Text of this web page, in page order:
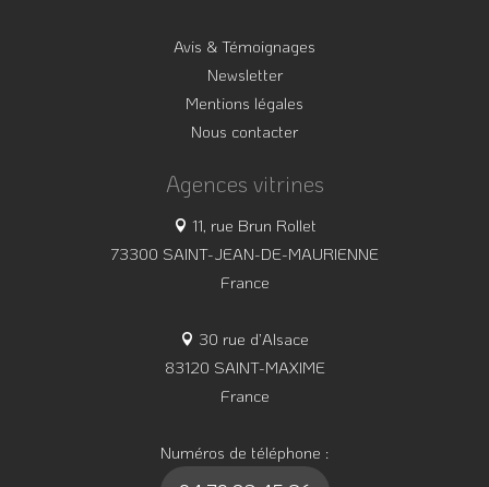
Avis & Témoignages
Newsletter
Mentions légales
Nous contacter
Agences vitrines
11, rue Brun Rollet
73300 SAINT-JEAN-DE-MAURIENNE
France
30 rue d’Alsace
83120 SAINT-MAXIME
France
Numéros de téléphone :